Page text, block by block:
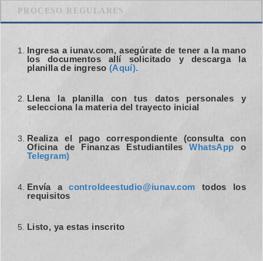
PROCESO REGULARES
Ingresa a iunav.com, asegúrate de tener a la mano
los documentos allí solicitado y descarga la
planilla de ingreso (Aquí).
Llena la planilla con tus datos personales y
selecciona la materia del trayecto inicial
Realiza el pago correspondiente (consulta con
Oficina de Finanzas EstudiantilesWhatsApp o
Telegram)
Envía acontroldeestudio@iunav.com todos los
requisitos
Listo, ya estas inscrito